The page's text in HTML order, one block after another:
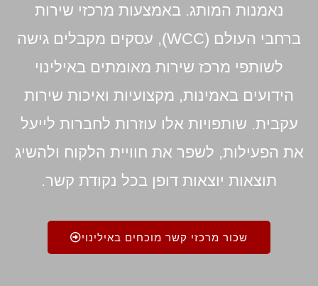
נאמנות המותג. באמצעות מרכזי שירות
ברחבי העולם (WCC), עסקים מקבלים גישה
לשותפי מרכז שירות מאומתים באילינוי
הידועים באמינות, מקצועיות ואיכות שירות
עקבית. שותפויות אלו עוזרות לחברות לייעל
את הפעילות, לשפר את חוויית הלקוח ולהשיג
תוצאות יוצאות דופן בכל נקודת קשר.
שכור מרכזי קשר מוכחים באילינוי